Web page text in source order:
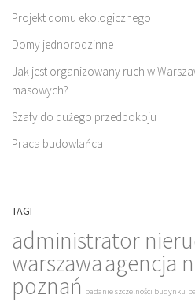
Projekt domu ekologicznego
Domy jednorodzinne
Jak jest organizowany ruch w
masowych?
Szafy do dużego przedpokoju
Praca budowlańca
TAGI
administrator
warszawaagencja
poznań badanie szczelności budynku